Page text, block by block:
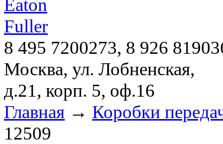
8 495 7200273, 8 926
Москва, ул. Лобненская,
д.21, корп. 5, оф.16
Главная → Коробки
12509